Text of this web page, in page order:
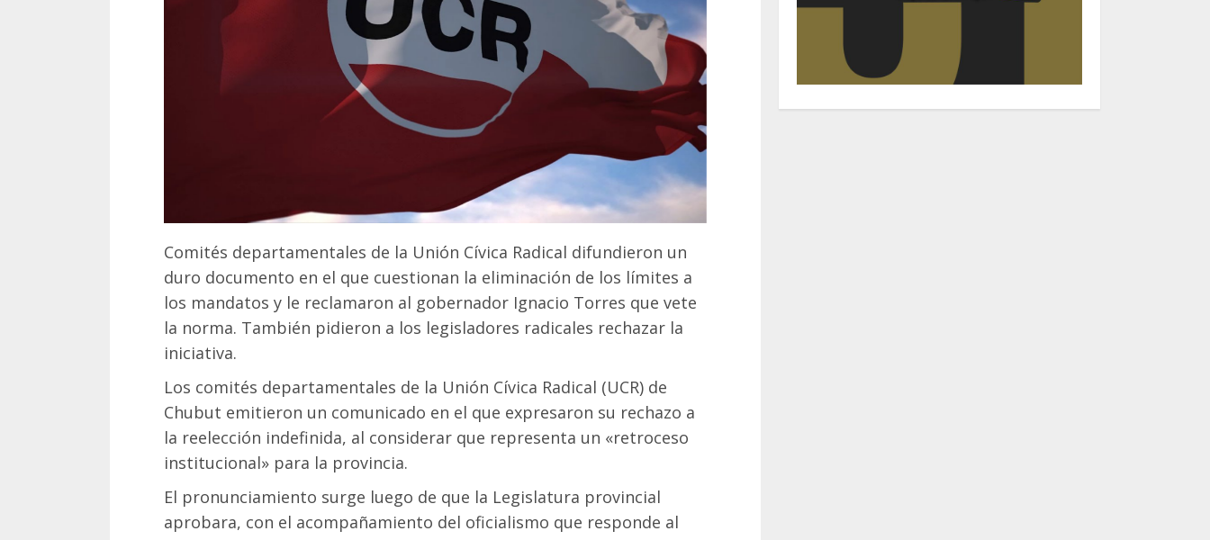
Comités departamentales de la Unión Cívica Radical difundieron un
duro documento en el que cuestionan la eliminación de los límites a
los mandatos y le reclamaron al gobernador Ignacio Torres que vete
la norma. También pidieron a los legisladores radicales rechazar la
iniciativa.
Los comités departamentales de la Unión Cívica Radical (UCR) de
Chubut emitieron un comunicado en el que expresaron su rechazo a
la reelección indefinida, al considerar que representa un «retroceso
institucional» para la provincia.
El pronunciamiento surge luego de que la Legislatura provincial
aprobara, con el acompañamiento del oficialismo que responde al